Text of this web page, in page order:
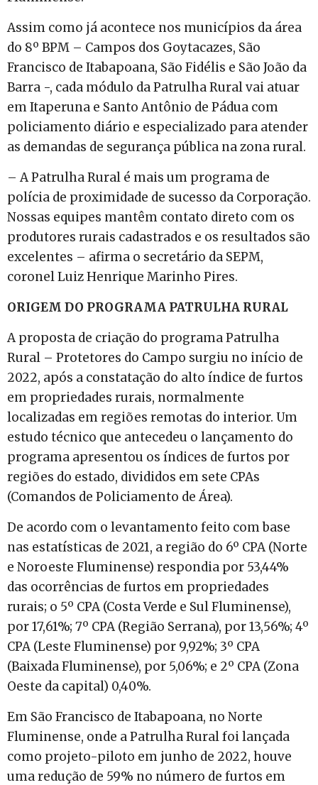
Assim como já acontece nos municípios da área
do 8º BPM – Campos dos Goytacazes, São
Francisco de Itabapoana, São Fidélis e São João da
Barra -, cada módulo da Patrulha Rural vai atuar
em Itaperuna e Santo Antônio de Pádua com
policiamento diário e especializado para atender
as demandas de segurança pública na zona rural.
– A Patrulha Rural é mais um programa de
polícia de proximidade de sucesso da Corporação.
Nossas equipes mantêm contato direto com os
produtores rurais cadastrados e os resultados são
excelentes – afirma o secretário da SEPM,
coronel Luiz Henrique Marinho Pires.
ORIGEM DO PROGRAMA PATRULHA RURAL
A proposta de criação do programa Patrulha
Rural – Protetores do Campo surgiu no início de
2022, após a constatação do alto índice de furtos
em propriedades rurais, normalmente
localizadas em regiões remotas do interior. Um
estudo técnico que antecedeu o lançamento do
programa apresentou os índices de furtos por
regiões do estado, divididos em sete CPAs
(Comandos de Policiamento de Área).
De acordo com o levantamento feito com base
nas estatísticas de 2021, a região do 6º CPA (Norte
e Noroeste Fluminense) respondia por 53,44%
das ocorrências de furtos em propriedades
rurais; o 5º CPA (Costa Verde e Sul Fluminense),
por 17,61%; 7º CPA (Região Serrana), por 13,56%; 4º
CPA (Leste Fluminense) por 9,92%; 3º CPA
(Baixada Fluminense), por 5,06%; e 2º CPA (Zona
Oeste da capital) 0,40%.
Em São Francisco de Itabapoana, no Norte
Fluminense, onde a Patrulha Rural foi lançada
como projeto-piloto em junho de 2022, houve
uma redução de 59% no número de furtos em